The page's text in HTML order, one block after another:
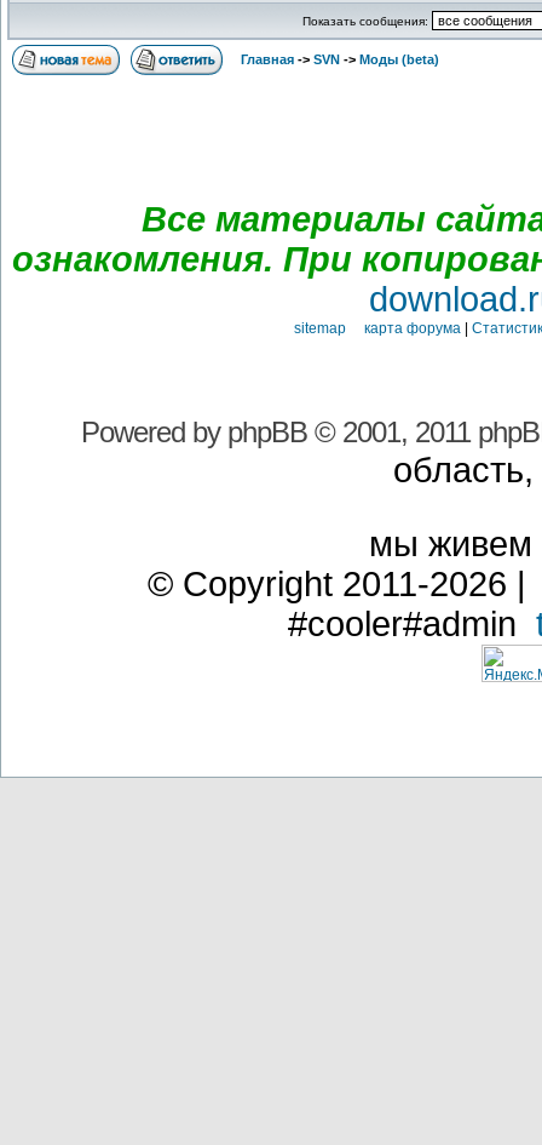
Показать сообщения:
Главная -> SVN -> Моды (beta)
Все материалы
ознакомления. При
sitemap карта форума|
Powered by phpBB© 2001, 2011
мы
© Copyright 2011-2026
#cooler#admin